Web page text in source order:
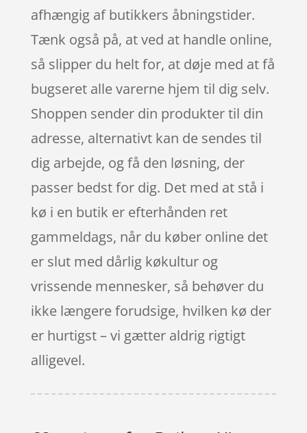
afhængig af butikkers åbningstider.
Tænk også på, at ved at handle online,
så slipper du helt for, at døje med at få
bugseret alle varerne hjem til dig selv.
Shoppen sender din produkter til din
adresse, alternativt kan de sendes til
dig arbejde, og få den løsning, der
passer bedst for dig. Det med at stå i
kø i en butik er efterhånden ret
gammeldags, når du køber online det
er slut med dårlig køkultur og
vrissende mennesker, så behøver du
ikke længere forudsige, hvilken kø der
er hurtigst – vi gætter aldrig rigtigt
alligevel.